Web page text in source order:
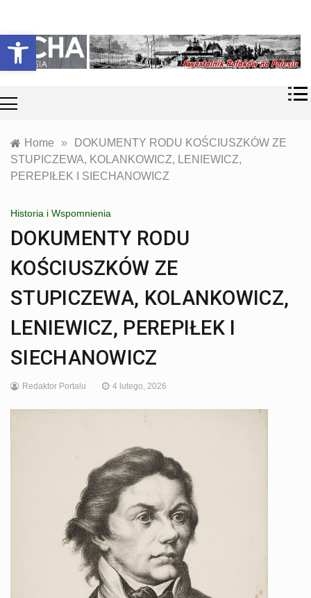
Otwórz pasek narzędzi
content
Echa
Polesia
współczesność
Polaków na
Polesiu.
Home »
DOKUMENTY RODU KOŚCIUSZKÓW ZE
STUPICZEWA, KOLANKOWICZ, LENIEWICZ,
PEREPIŁEK I SIECHANOWICZ
Historia i Wspomnienia
DOKUMENTY RODU
KOŚCIUSZKÓW ZE
STUPICZEWA, KOLANKOWICZ,
LENIEWICZ, PEREPIŁEK I
SIECHANOWICZ
Redaktor Portalu 4 lutego, 2026